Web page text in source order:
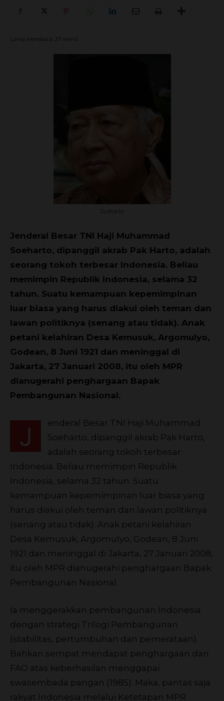
Lama Membaca: 27 menit
Jenderal Besar TNI Haji Muhammad
Soeharto, dipanggil akrab Pak Harto, adalah
seorang tokoh terbesar Indonesia. Beliau
memimpin Republik Indonesia, selama 32
tahun. Suatu kemampuan kepemimpinan
luar biasa yang harus diakui oleh teman dan
lawan politiknya (senang atau tidak). Anak
petani kelahiran Desa Kemusuk, Argomulyo,
Godean, 8 Juni 1921 dan meninggal di
Jakarta, 27 Januari 2008, itu oleh MPR
dianugerahi penghargaan Bapak
Pembangunan Nasional.
J
enderal Besar TNI Haji Muhammad
Soeharto, dipanggil akrab Pak Harto,
adalah seorang tokoh terbesar
Indonesia. Beliau memimpin Republik
Indonesia, selama 32 tahun. Suatu
kemampuan kepemimpinan luar biasa yang
harus diakui oleh teman dan lawan politiknya
(senang atau tidak). Anak petani kelahiran
Desa Kemusuk, Argomulyo, Godean, 8 Juni
1921 dan meninggal di Jakarta, 27 Januari 2008,
itu oleh MPR dianugerahi penghargaan Bapak
Pembangunan Nasional.
Ia menggerakkan pembangunan Indonesia
dengan strategi Trilogi Pembangunan
(stabilitas, pertumbuhan dan pemerataan).
Bahkan sempat mendapat penghargaan dari
FAO atas keberhasilan menggapai
swasembada pangan (1985). Maka, pantas saja
rakyat Indonesia melalui Ketetapan MPR